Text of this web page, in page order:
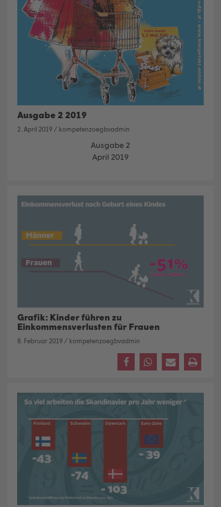
Ausgabe 2 2019
2. April 2019 / kompetenzoegbvadmin
Ausgabe 2
April 2019
Grafik: Kinder führen zu
Einkommensverlusten für Frauen
8. Februar 2019 / kompetenzoegbvadmin